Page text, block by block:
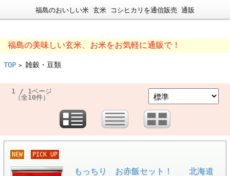
福島のおいしい米 玄米 コシヒカリを通信販売 通販
の美味しい玄米、お米をお気軽に通販で！
TOP > 雑穀・豆類
1 / 1ページ
（全10件）
NEW PICK UP
もっちり お赤飯セット！ 北海道